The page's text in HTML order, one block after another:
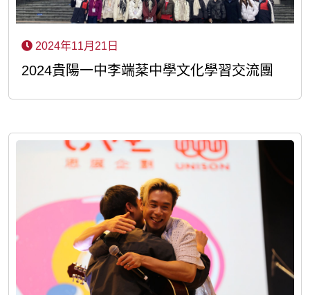
2024年11月21日
2024貴陽一中李端棻中學文化學習交流團